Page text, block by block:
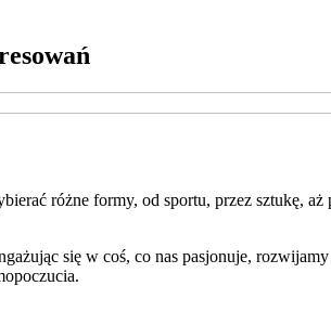
różne formy, od sportu, przez sztukę,
się w coś, co nas pasjonuje,